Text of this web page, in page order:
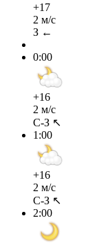
+17
2 м/с
З ←
0:00
+16
2 м/с
С-З ↖
1:00
+16
2 м/с
С-З ↖
2:00